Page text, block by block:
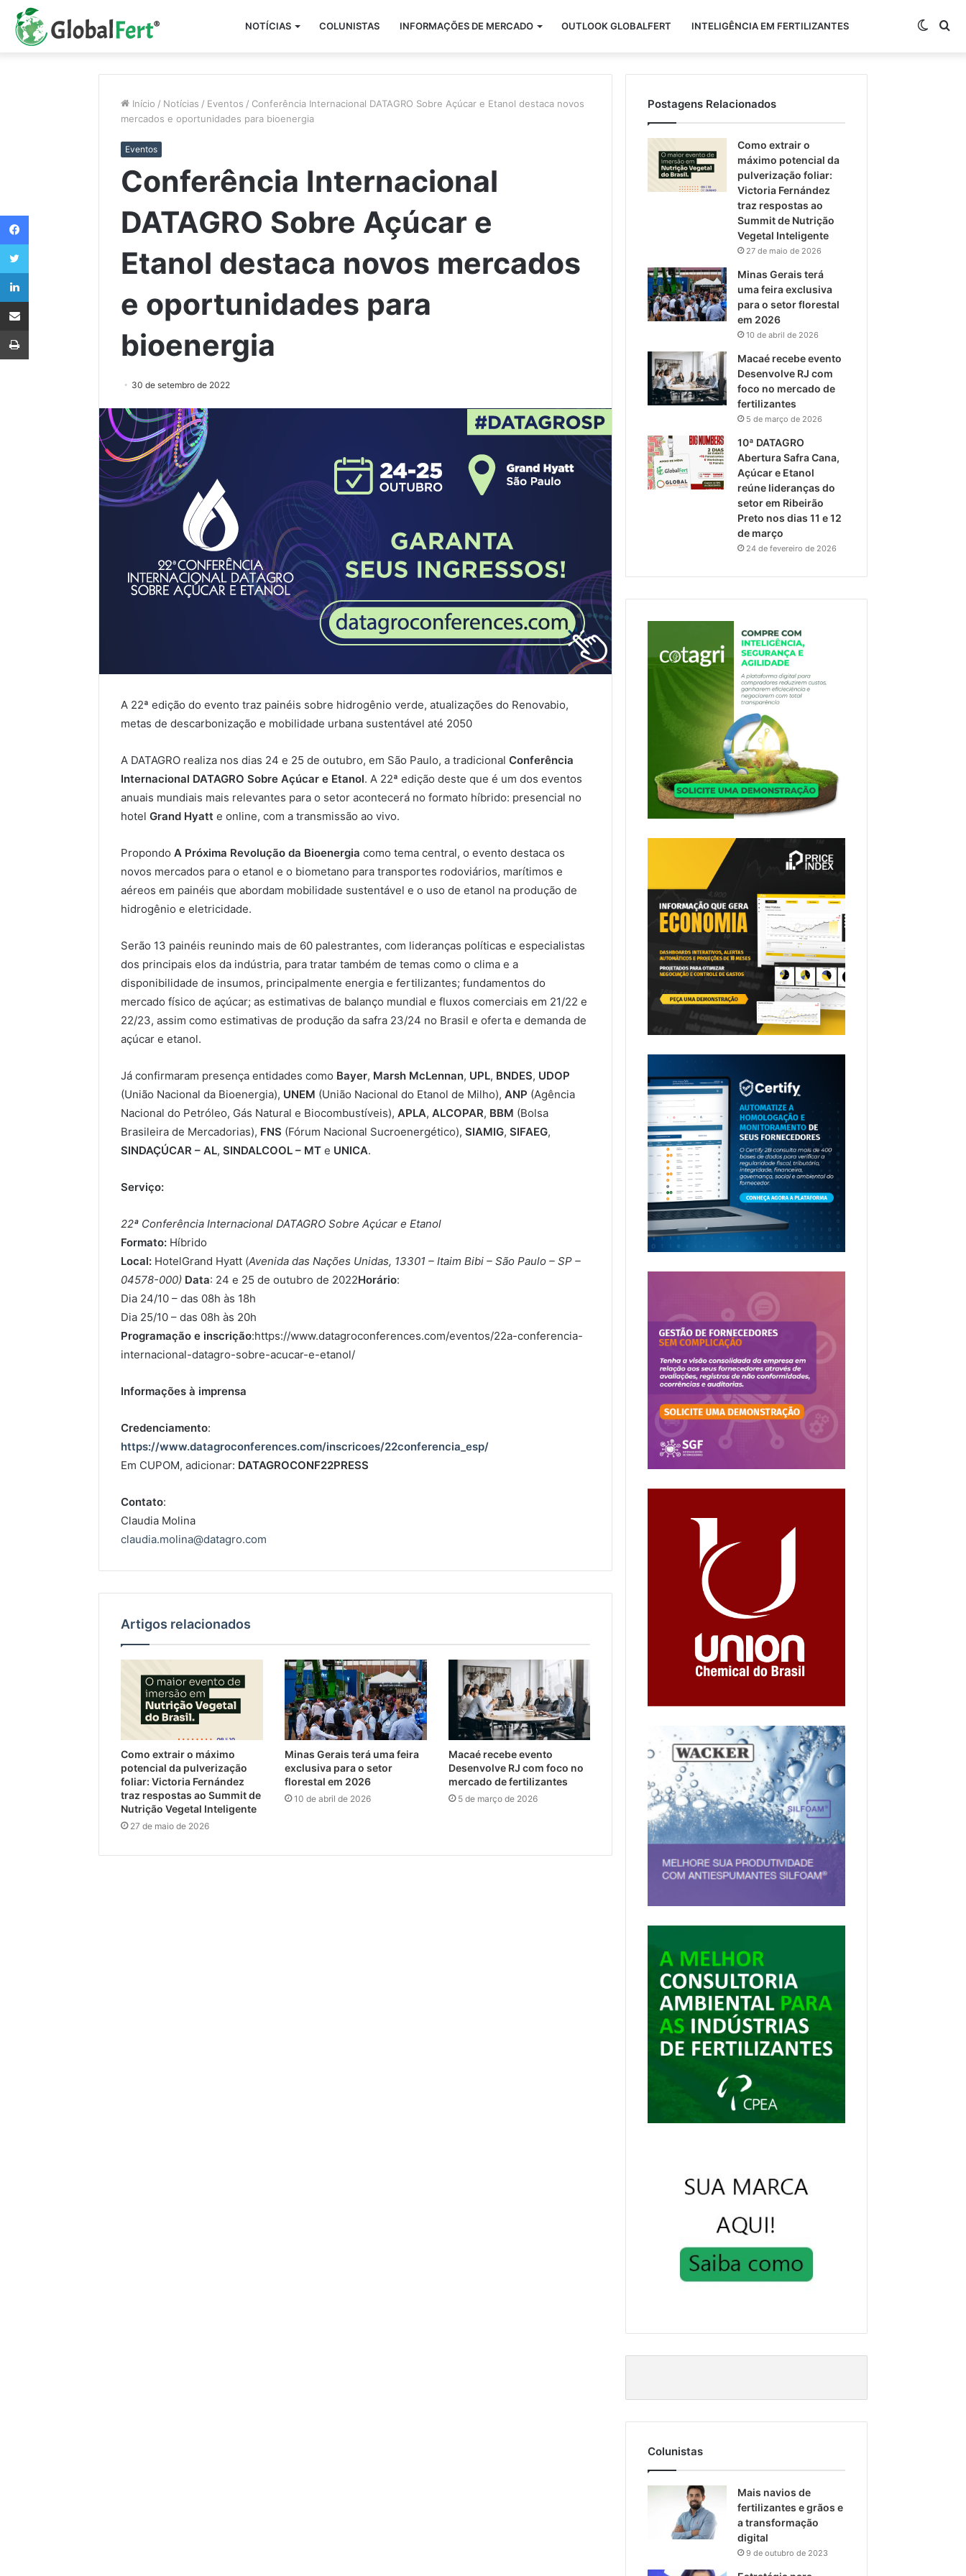
NOTÍCIAS COLUNISTAS INFORMAÇÕES DE MERCADO OUTLOOK GLOBALFERT INTELIGÊNCIA EM FERTILIZANTES Switch
Início / Notícias / Eventos / Conferência Internacional DATAGRO Sobre Açúcar e Etanol destaca novos
mercados e oportunidades para bioenergia
Eventos
Conferência Internacional
DATAGRO Sobre Açúcar e
Etanol destaca novos mercados
e oportunidades para
bioenergia
30 de setembro de 2022
A 22ª edição do evento traz painéis sobre hidrogênio verde, atualizações do Renovabio,
metas de descarbonização e mobilidade urbana sustentável até 2050
A DATAGRO realiza nos dias 24 e 25 de outubro, em São Paulo, a tradicional Conferência
Internacional DATAGRO Sobre Açúcar e Etanol. A 22ª edição deste que é um dos eventos
anuais mundiais mais relevantes para o setor acontecerá no formato híbrido: presencial no
hotel Grand Hyatt e online, com a transmissão ao vivo.
Propondo A Próxima Revolução da Bioenergia como tema central, o evento destaca os
novos mercados para o etanol e o biometano para transportes rodoviários, marítimos e
aéreos em painéis que abordam mobilidade sustentável e o uso de etanol na produção de
hidrogênio e eletricidade.
Serão 13 painéis reunindo mais de 60 palestrantes, com lideranças políticas e especialistas
dos principais elos da indústria, para tratar também de temas como o clima e a
disponibilidade de insumos, principalmente energia e fertilizantes; fundamentos do
mercado físico de açúcar; as estimativas de balanço mundial e fluxos comerciais em 21/22 e
22/23, assim como estimativas de produção da safra 23/24 no Brasil e oferta e demanda de
açúcar e etanol.
Já confirmaram presença entidades como Bayer, Marsh McLennan, UPL, BNDES, UDOP
(União Nacional da Bioenergia), UNEM (União Nacional do Etanol de Milho), ANP (Agência
Nacional do Petróleo, Gás Natural e Biocombustíveis), APLA, ALCOPAR, BBM (Bolsa
Brasileira de Mercadorias), FNS (Fórum Nacional Sucroenergético), SIAMIG, SIFAEG,
SINDAÇÚCAR – AL, SINDALCOOL – MT e UNICA.
Serviço:
22ª Conferência Internacional DATAGRO Sobre Açúcar e Etanol
Formato: Híbrido
Local: HotelGrand Hyatt (Avenida das Nações Unidas, 13301 – Itaim Bibi – São Paulo – SP –
04578-000) Data: 24 e 25 de outubro de 2022Horário:
Dia 24/10 – das 08h às 18h
Dia 25/10 – das 08h às 20h
Programação e inscrição:https://www.datagroconferences.com/eventos/22a-conferencia-
internacional-datagro-sobre-acucar-e-etanol/
Informações à imprensa
Credenciamento:
https://www.datagroconferences.com/inscricoes/22conferencia_esp/
Em CUPOM, adicionar: DATAGROCONF22PRESS
Contato:
Claudia Molina
claudia.molina@datagro.com
Artigos relacionados
Como extrair o máximo
potencial da pulverização
foliar: Victoria Fernández
traz respostas ao Summit de
Nutrição Vegetal Inteligente
27 de maio de 2026
Minas Gerais terá uma feira
exclusiva para o setor
florestal em 2026
10 de abril de 2026
Macaé recebe evento
Desenvolve RJ com foco no
mercado de fertilizantes
5 de março de 2026
Postagens Relacionados
Como extrair o
máximo potencial da
pulverização foliar:
Victoria Fernández
traz respostas ao
Summit de Nutrição
Vegetal Inteligente
27 de maio de 2026
Minas Gerais terá
uma feira exclusiva
para o setor florestal
em 2026
10 de abril de 2026
Macaé recebe evento
Desenvolve RJ com
foco no mercado de
fertilizantes
5 de março de 2026
10ª DATAGRO
Abertura Safra Cana,
Açúcar e Etanol
reúne lideranças do
setor em Ribeirão
Preto nos dias 11 e 12
de março
24 de fevereiro de 2026
Colunistas
Mais navios de
fertilizantes e grãos e
a transformação
digital
9 de outubro de 2023
Facebook
Twitter
Linkedin
Compartilhar via e-mail